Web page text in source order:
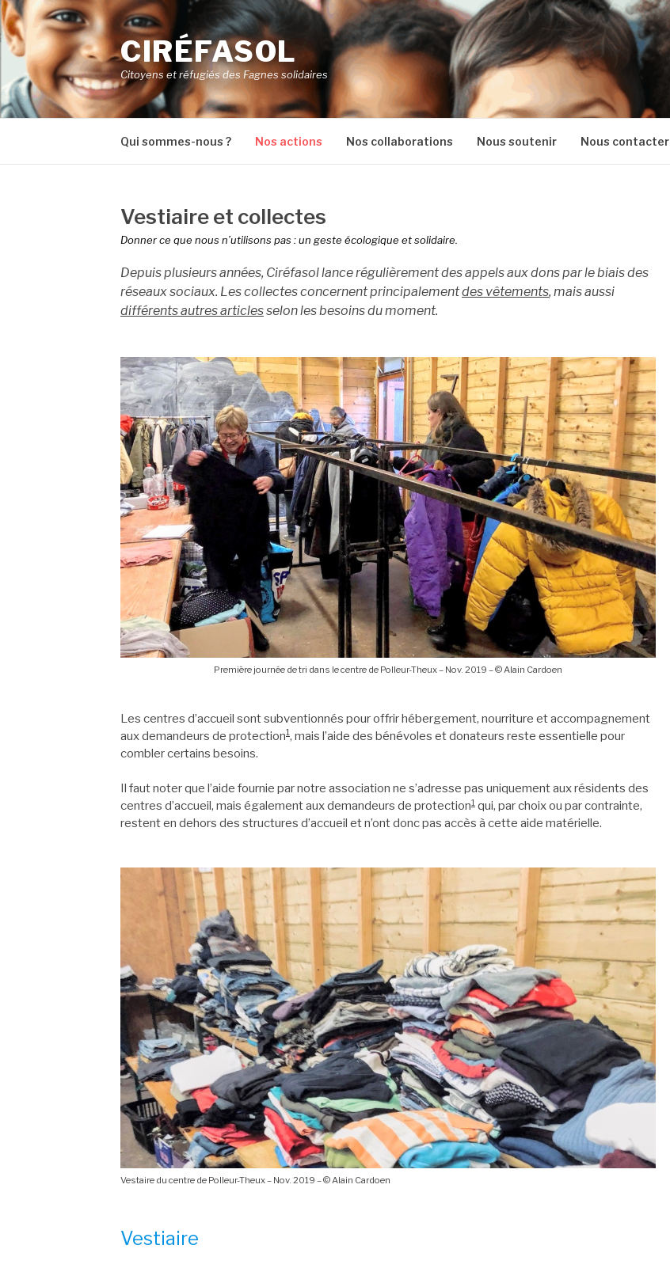
Aller
au
contenu
CIRÉFASOL
Citoyens et réfugiés des Fagnes solidaires
Qui sommes-nous ? Nos actions Nos collaborations Nous soutenir Nous contacter
Vestiaire et collectes
Donner ce que nous n’utilisons pas : un geste écologique et solidaire.
Depuis plusieurs années, Ciréfasol lance régulièrement des appels aux dons par le biais des
réseaux sociaux. Les collectes concernent principalementdes vêtements, mais aussi
différents autres articlesselon les besoins du moment.
Première journée de tri dans le centre de Polleur-Theux – Nov. 2019 – © Alain Cardoen
Les centres d’accueil sont subventionnés pour offrir hébergement, nourriture et accompagnement
aux demandeurs de protection1, mais l’aide des bénévoles et donateurs reste essentielle pour
combler certains besoins.
Il faut noter que l’aide fournie par notre association ne s’adresse pas uniquement aux résidents des
centres d’accueil, mais également aux demandeurs de protection1 qui, par choix ou par contrainte,
restent en dehors des structures d’accueil et n’ont donc pas accès à cette aide matérielle.
Vestaire du centre de Polleur-Theux – Nov. 2019 – © Alain Cardoen
Vestiaire